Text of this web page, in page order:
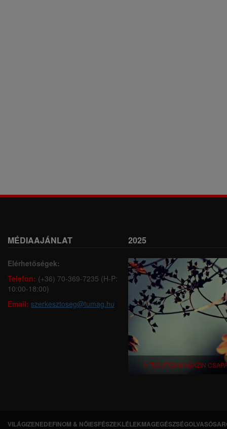
MÉDIAAJÁNLAT
Elérhetőségek:
Telefon: (+36) 70-369-7235 (H-P:
10:00-18:00)
Email: szerkesztoseg@tumag.hu
2025
A TUDATOS MAGAZIN
VILÁGIZENEDEFINOM & NŐIESFÉSZEKLÉLEKMAGEGÉSZSÉG